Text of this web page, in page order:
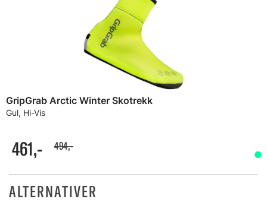
GripGrab Arctic Winter Skotrekk
Gul, Hi-Vis
461,- 494,-
ALTERNATIVER